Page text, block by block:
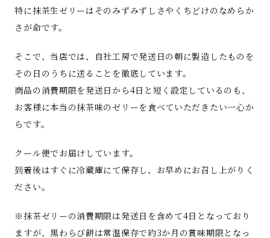
特に抹茶生ゼリーはそのみずみずしさやくちどけのなめらか
さが命です。
そこで、当店では、自社工房で発送日の朝に製造したものを
その日のうちに送ることを徹底しています。
商品の消費期限を発送日から4日と短く設定しているのも、
お客様に本当の抹茶味のゼリーを食べていただきたい一心か
らです。
クール便でお届けしています。
到着後はすぐに冷蔵庫にて保存し、お早めにお召し上がりく
ださい。
※抹茶ゼリーの消費期限は発送日を含めて4日となっており
ますが、黒わらび餅は常温保存で約3か月の賞味期限となっ